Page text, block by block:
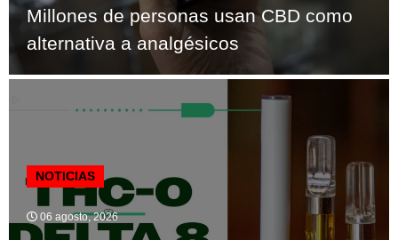
Millones de personas usan CBD como
alternativa a analgésicos
NOTICIAS
06 agosto, 2026